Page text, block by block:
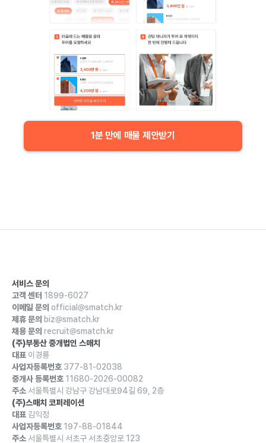
1분 만에 매물 제안받기
서비스 문의
고객 센터 1899-6027
이메일 문의 official@smatch.kr
제휴 문의 biz@smatch.kr
채용 문의 recruit@smatch.kr
(주)부동산 중개법인 스매치
대표 이경룡
사업자등록번호 377-81-02038
중개사 등록번호 11680-2026-00082
주소 서울특별시 강남구 강남대로94길 69, 2층
(주)스매치 코퍼레이션
대표 김익정
사업자등록번호 197-88-01844
주소 서울특별시 서초구 서초중앙로 123